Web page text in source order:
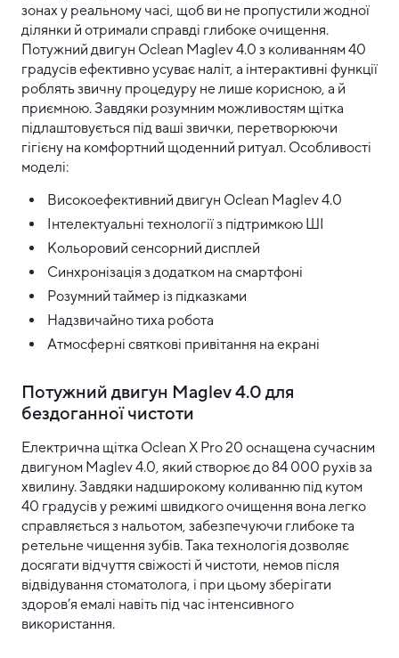
зонах у реальному часі, щоб ви не пропустили жодної
ділянки й отримали справді глибоке очищення.
Потужний двигун Oclean Maglev 4.0 з коливанням 40
градусів ефективно усуває наліт, а інтерактивні функції
роблять звичну процедуру не лише корисною, а й
приємною. Завдяки розумним можливостям щітка
підлаштовується під ваші звички, перетворюючи
гігієну на комфортний щоденний ритуал. Особливості
моделі:
Високоефективний двигун Oclean Maglev 4.0
Інтелектуальні технології з підтримкою ШІ
Кольоровий сенсорний дисплей
Синхронізація з додатком на смартфоні
Розумний таймер із підказками
Надзвичайно тиха робота
Атмосферні святкові привітання на екрані
Потужний двигун Maglev 4.0 для
бездоганної чистоти
Електрична щітка Oclean X Pro 20 оснащена сучасним
двигуном Maglev 4.0, який створює до 84 000 рухів за
хвилину. Завдяки надширокому коливанню під кутом
40 градусів у режимі швидкого очищення вона легко
справляється з нальотом, забезпечуючи глибоке та
ретельне чищення зубів. Така технологія дозволяє
досягати відчуття свіжості й чистоти, немов після
відвідування стоматолога, і при цьому зберігати
здоров’я емалі навіть під час інтенсивного
використання.